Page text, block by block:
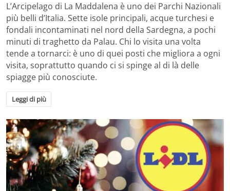
L’Arcipelago di La Maddalena è uno dei Parchi Nazionali
più belli d’Italia. Sette isole principali, acque turchesi e
fondali incontaminati nel nord della Sardegna, a pochi
minuti di traghetto da Palau. Chi lo visita una volta
tende a tornarci: è uno di quei posti che migliora a ogni
visita, soprattutto quando ci si spinge al di là delle
spiagge più conosciute.
Leggi di più